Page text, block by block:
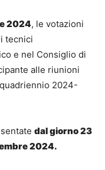
2024, le votazioni
tecnici
e nel Consiglio di
alle riunioni
2024-
dal giorno 23
2024.